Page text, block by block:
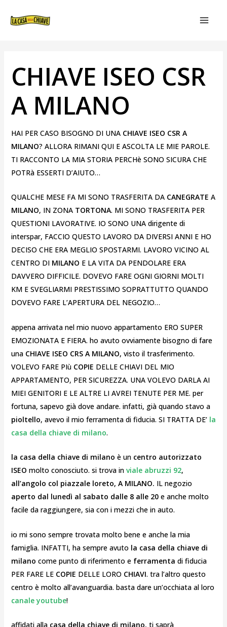
CHIAVE ISEO CSR
A MILANO
HAI PER CASO BISOGNO DI UNA CHIAVE ISEO CSR A
MILANO? ALLORA RIMANI QUI E ASCOLTA LE MIE PAROLE.
TI RACCONTO LA MIA STORIA PERCHè SONO SICURA CHE
POTRà ESSERTI D’AIUTO…
QUALCHE MESE FA MI SONO TRASFERITA DA CANEGRATE A
MILANO, IN ZONA TORTONA. MI SONO TRASFERITA PER
QUESTIONI LAVORATIVE. IO SONO UNA dirigente di
interspar, FACCIO QUESTO LAVORO DA DIVERSI ANNI E HO
DECISO CHE ERA MEGLIO SPOSTARMI. LAVORO VICINO AL
CENTRO DI MILANO E LA VITA DA PENDOLARE ERA
DAVVERO DIFFICILE. DOVEVO FARE OGNI GIORNI MOLTI
KM E SVEGLIARMI PRESTISSIMO SOPRATTUTTO QUANDO
DOVEVO FARE L’APERTURA DEL NEGOZIO…
appena arrivata nel mio nuovo appartamento ERO SUPER
EMOZIONATA E FIERA. ho avuto ovviamente bisogno di fare
una CHIAVE ISEO CRS A MILANO, visto il trasferimento.
VOLEVO FARE PIù COPIE DELLE CHIAVI DEL MIO
APPARTAMENTO, PER SICUREZZA. UNA VOLEVO DARLA AI
MIEI GENITORI E LE ALTRE LI AVREI TENUTE PER ME. per
fortuna, sapevo già dove andare. infatti, già quando stavo a
pioltello, avevo il mio ferramenta di fiducia. SI TRATTA DE’ la
casa della chiave di milano.
la casa della chiave di milano è uncentro autorizzato
ISEO molto conosciuto. si trova in viale abruzzi 92,
all’angolo col piazzale loreto, A MILANO. IL negozio
aperto dal lunedì al sabato dalle 8 alle 20e anche molto
facile da raggiungere, sia con i mezzi che in auto.
io mi sono sempre trovata molto bene e anche la mia
famiglia. INFATTI, ha sempre avuto la casa della chiave di
milano come punto di riferimento e ferramenta di fiducia
PER FARE LE COPIE DELLE LORO CHIAVI. tra l’altro questo
centro è molto all’avanguardia. basta dare un’occhiata al loro
canale youtube!
affidati alla casa della chiave di milano, ti saprà
ARTICOLI